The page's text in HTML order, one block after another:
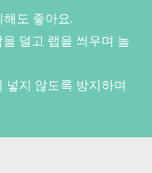
도 좋아요.
덜고 랩을 씌우며 놀
넣지 않도록 방지하며